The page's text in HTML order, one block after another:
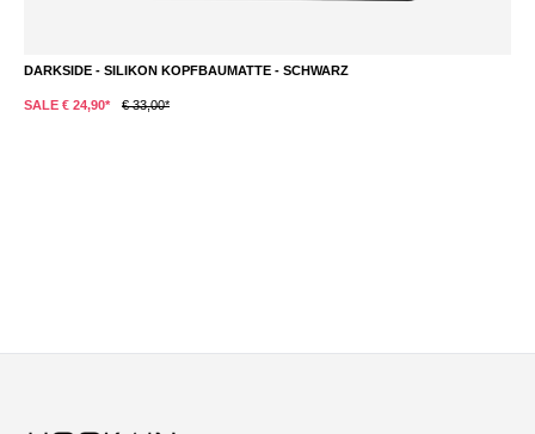
DARKSIDE - SILIKON KOPFBAUMATTE - SCHWARZ
SALE € 24,90* € 33,00*